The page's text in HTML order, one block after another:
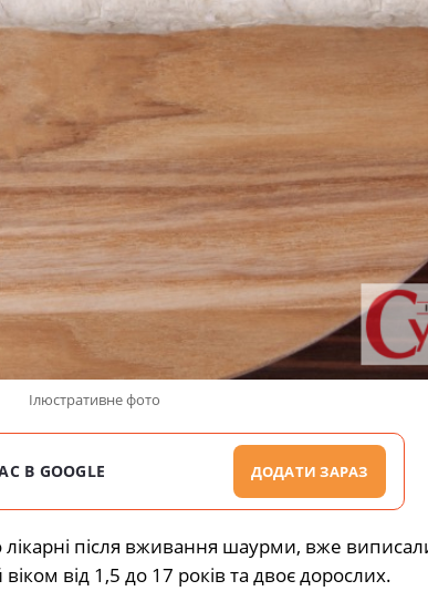
Ілюстративне фото
В GOOGLE ДОДАТИ ЗАРАЗ
лікарні після вживання шаурми, вже
від 1,5 до 17 років та двоє дорослих.